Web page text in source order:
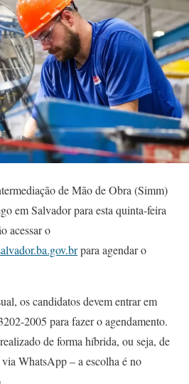
de Mão de Obra (Simm)
em Salvador para esta quinta-feira
acessar o
para agendar o
os candidatos devem entrar em
2005 para fazer o agendamento.
de forma híbrida, ou seja, de
WhatsApp – a escolha é no